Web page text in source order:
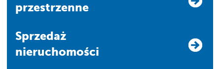
przestrzenne
Sprzedaż
nieruchomości